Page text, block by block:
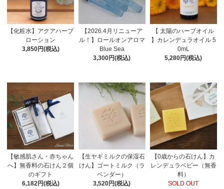
【化粧水】アクアハーブ
ローション
3,850円(税込)
【2026.4月リニューア
ル！】ロールオンアロマ
Blue Sea
3,300円(税込)
【 太陽のハーブオイル
】カレンデュラオイル 5
0mL
5,280円(税込)
【敏感肌さん・赤ちゃん
へ】無香料の石けん２個
のギフト
6,182円(税込)
【生ヤギミルクの保湿石
けん】ゴートミルク（ラ
ベンダー）
3,520円(税込)
【0歳からの石けん】カ
レンデュラベビー（無香
料）
SOLD OUT